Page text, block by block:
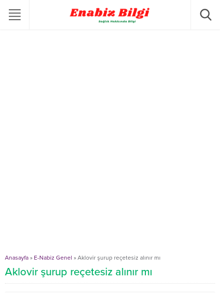
Anasayfa » E-Nabiz Genel » Aklovir şurup reçetesiz alınır mı
Aklovir şurup reçetesiz alınır mı